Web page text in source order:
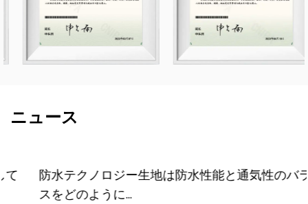
ニュース
防水テクノロジー生地は防水性能と通気性のバラン
スをどのように...